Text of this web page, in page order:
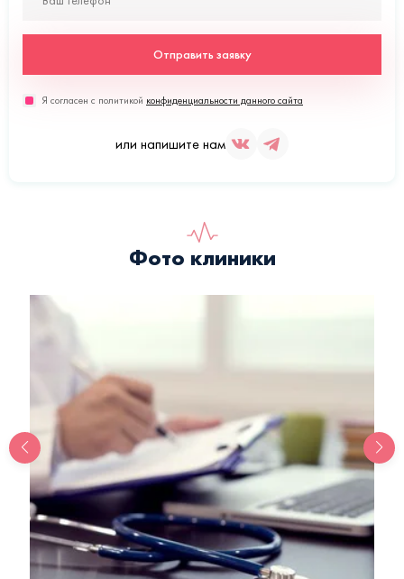
Отправить заявку
Я согласен с политикой конфиденциальности данного сайта
или напишите нам
Фото клиники